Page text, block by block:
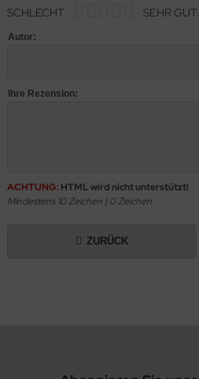
SCHLECHT SEHR GUT
Autor:
Ihre Rezension:
ACHTUNG: HTML wird nicht unterstützt!
Mindestens 10 Zeichen |0Zeichen
ZURÜCK